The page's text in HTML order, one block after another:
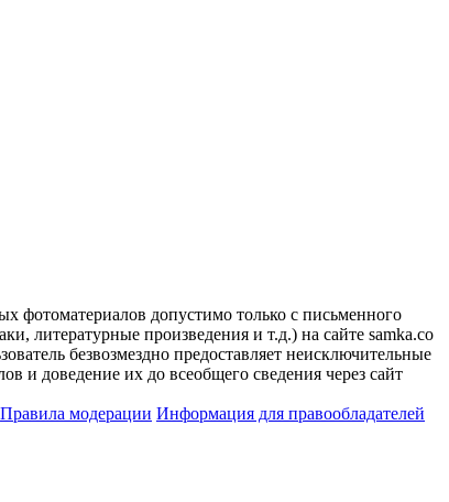
фотоматериалов допустимо только с письменного
литературные произведения и т.д.) на сайте samka.co
безвозмездно предоставляет неисключительные
и доведение их до всеобщего сведения через сайт
Правила модерации Информация для правообладателей